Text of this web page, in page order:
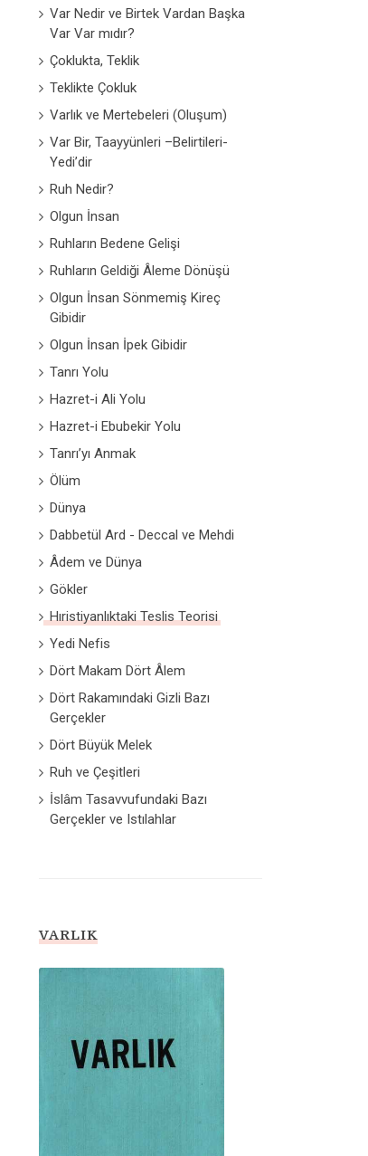
Var Nedir ve Birtek Vardan Başka
Var Var mıdır?
Çoklukta, Teklik
Teklikte Çokluk
Varlık ve Mertebeleri (Oluşum)
Var Bir, Taayyünleri –Belirtileri-
Yedi’dir
Ruh Nedir?
Olgun İnsan
Ruhların Bedene Gelişi
Ruhların Geldiği Âleme Dönüşü
Olgun İnsan Sönmemiş Kireç
Gibidir
Olgun İnsan İpek Gibidir
Tanrı Yolu
Hazret-i Ali Yolu
Hazret-i Ebubekir Yolu
Tanrı’yı Anmak
Ölüm
Dünya
Dabbetül Ard - Deccal ve Mehdi
Âdem ve Dünya
Gökler
Hıristiyanlıktaki Teslis Teorisi
Yedi Nefis
Dört Makam Dört Âlem
Dört Rakamındaki Gizli Bazı
Gerçekler
Dört Büyük Melek
Ruh ve Çeşitleri
İslâm Tasavvufundaki Bazı
Gerçekler ve Istılahlar
VARLIK